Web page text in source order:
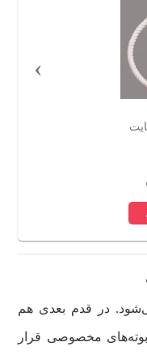
›
در قدم بعدی هم
مخصوصی قرار